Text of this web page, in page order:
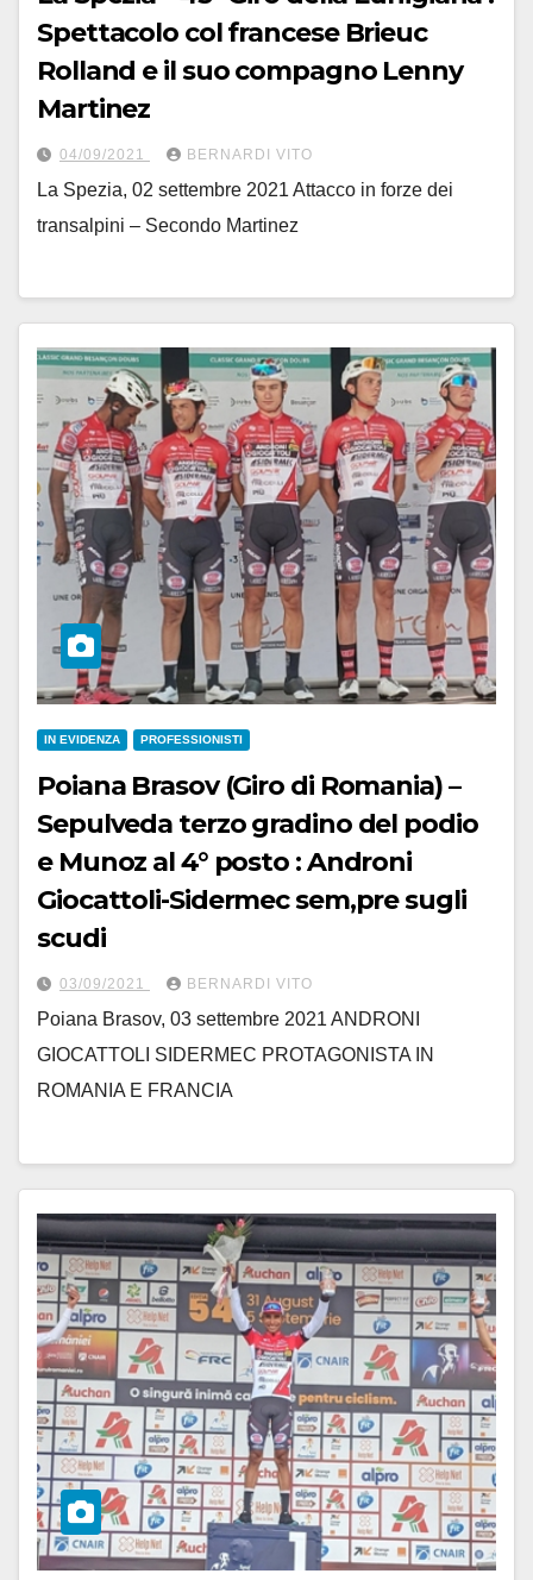
Spettacolo col francese Brieuc
Rolland e il suo compagno Lenny
Martinez
04/09/2021 BERNARDI VITO
La Spezia, 02 settembre 2021 Attacco in forze dei
transalpini – Secondo Martinez
IN EVIDENZA PROFESSIONISTI
Poiana Brasov (Giro di Romania) –
Sepulveda terzo gradino del podio
e Munoz al 4° posto : Androni
Giocattoli-Sidermec sem,pre sugli
scudi
03/09/2021 BERNARDI VITO
Poiana Brasov, 03 settembre 2021 ANDRONI
GIOCATTOLI SIDERMEC PROTAGONISTA IN
ROMANIA E FRANCIA